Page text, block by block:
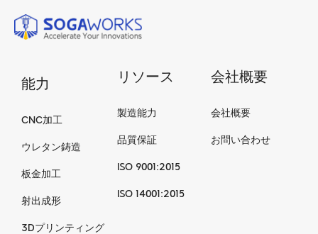
能力
CNC加工
ウレタン鋳造
板金加工
射出成形
3Dプリンティング
リソース
製造能力
品質保証
ISO 9001:2015
ISO 14001:2015
会社概要
会社概要
お問い合わせ